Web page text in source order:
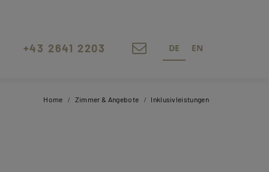
Home Zimmer & Angebote Inklusivleistungen
+43 2641 2203 DE EN